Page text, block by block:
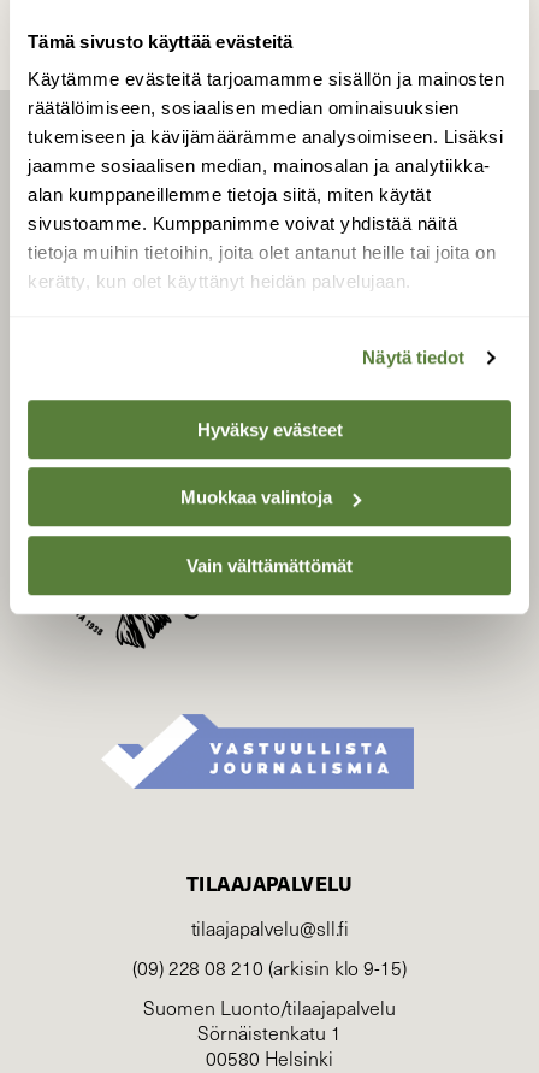
Tämä sivusto käyttää evästeitä
Käytämme evästeitä tarjoamamme sisällön ja mainosten
räätälöimiseen, sosiaalisen median ominaisuuksien
tukemiseen ja kävijämäärämme analysoimiseen. Lisäksi
jaamme sosiaalisen median, mainosalan ja analytiikka-
alan kumppaneillemme tietoja siitä, miten käytät
sivustoamme. Kumppanimme voivat yhdistää näitä
tietoja muihin tietoihin, joita olet antanut heille tai joita on
kerätty, kun olet käyttänyt heidän palvelujaan.
Näytä tiedot
Hyväksy evästeet
Muokkaa valintoja
Vain välttämättömät
LEHTI
Uusin lehti
Tilaa Suomen Luonto
Tilaa digilukuoikeus
SUOJELU­LIITTO
Suomen Luonto -lehden
kustantaja onSuomen
luonnonsuojelu­liitto
TILAAJAPALVELU
tilaajapalvelu@sll.fi
(09) 228 08 210 (arkisin klo 9-15)
Suomen Luonto/tilaajapalvelu
Sörnäistenkatu 1
00580 Helsinki